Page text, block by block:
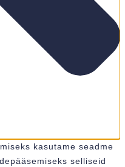
kasutame seadme
selliseid